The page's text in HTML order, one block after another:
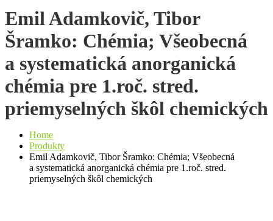
Emil Adamkovič, Tibor
Šramko: Chémia; Všeobecná
a systematická anorganická
chémia pre 1.roč. stred.
priemyselných škôl chemických
Home
Produkty
Emil Adamkovič, Tibor Šramko: Chémia; Všeobecná
a systematická anorganická chémia pre 1.roč. stred.
priemyselných škôl chemických